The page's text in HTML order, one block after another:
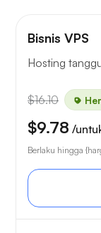
Bisnis VPS
Hosting
$16.10
$9.78 /
Berlaku hingga